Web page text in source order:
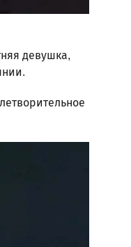
девушка,